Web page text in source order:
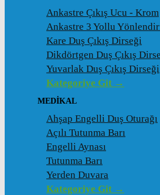
Ankastre Çıkış Ucu - Krom
Ankastre 3 Yollu
Kare Duş Çıkış Dirseği
Dikdörtgen Duş Çıkış
Yuvarlak Duş Çıkış Dirseği
Kategoriye Git →
MEDİKAL
Ahşap Engelli Duş Oturağı
Açılı Tutunma Barı
Engelli Aynası
Tutunma Barı
Yerden Duvara
Kategoriye Git →